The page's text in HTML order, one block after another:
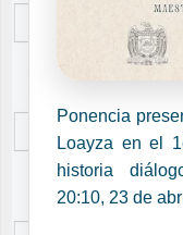
Ponencia
Loayza en el
historia
20:10, 23 de